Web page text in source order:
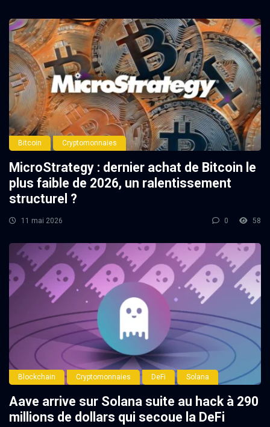
Bitcoin Cryptomonnaies
MicroStrategy : dernier achat de Bitcoin le
plus faible de 2026, un ralentissement
structurel ?
11 mai 2026 0 58
Blockchain Cryptomonnaies DeFi Solana
Aave arrive sur Solana suite au hack à 290
millions de dollars qui secoue la DeFi